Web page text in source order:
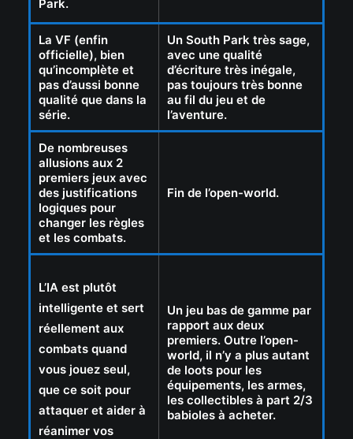
Park.
La VF (enfin
officielle), bien
qu’incomplète et
pas d’aussi bonne
qualité que dans la
série.
Un South Park très sage,
avec une qualité
d’écriture très inégale,
pas toujours très bonne
au fil du jeu et de
l’aventure.
De nombreuses
allusions aux 2
premiers jeux avec
des justifications
logiques pour
changer les règles
et les combats.
Fin de l’open-world.
L’IA est plutôt
intelligente et sert
réellement aux
combats quand
vous jouez seul,
que ce soit pour
attaquer et aider à
réanimer vos
Un jeu bas de gamme par
rapport aux deux
premiers. Outre l’open-
world, il n’y a plus autant
de loots pour les
équipements, les armes,
les collectibles à part 2/3
babioles à acheter.